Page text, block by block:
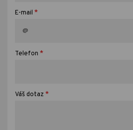
E-mail *
Telefon *
Váš dotaz *